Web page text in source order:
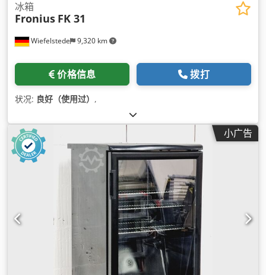
Wiefelstede 9,320 km
冰箱
Fronius FK 31
价格信息 拨打
状况: 良好（使用过） ,
小广告